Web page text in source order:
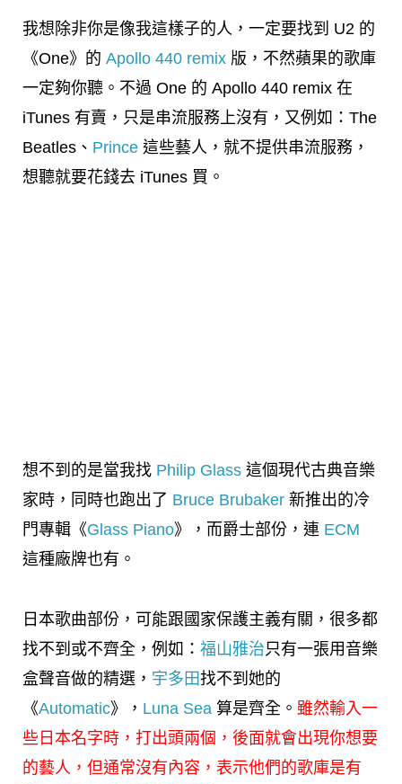
我想除非你是像我這樣子的人，一定要找到 U2 的
《One》的 Apollo 440 remix 版，不然蘋果的歌庫
一定夠你聽。不過 One 的 Apollo 440 remix 在
iTunes 有賣，只是串流服務上沒有，又例如：The
Beatles、 Prince 這些藝人，就不提供串流服務，
想聽就要花錢去 iTunes 買。
想不到的是當我找 Philip Glass 這個現代古典音樂
家時，同時也跑出了 Bruce Brubaker 新推出的冷
門專輯《Glass Piano》，而爵士部份，連 ECM
這種廠牌也有。
日本歌曲部份，可能跟國家保護主義有關，很多都
找不到或不齊全，例如： 福山雅治只有一張用音樂
盒聲音做的精選， 宇多田找不到她的
《Automatic》， Luna Sea 算是齊全。 雖然輸入一
些日本名字時，打出頭兩個，後面就會出現你想要
的藝人，但通常沒有內容，表示他們的歌庫是有